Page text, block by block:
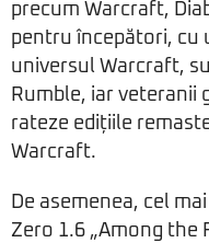
precum Warcraft,
pentru începători, cu
universul Warcraft,
Rumble, iar veteranii
rateze edițiile
Warcraft.
De asemenea, cel
Zero 1.6 „Among the